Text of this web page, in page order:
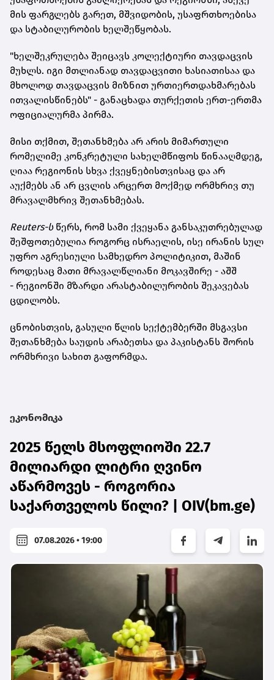
მის ფარგლებს გარეთ, მშვიდობის, უსაფრთხოებისა
და სტაბილურობის ხელშეწყობას.
"ხელშეკრულება შეიცავს კოლექტიური თავდაცვის
მუხლს. იგი მთლიანად თავდაცვითი ხასიათისაა და
მხოლოდ თავდაცვის მიზნით ურთიერთდახმარებას
ითვალისწინებს" - განაცხადა თურქეთის ერთ-ერთმა
ოფიციალურმა პირმა.
მისი თქმით, შეთანხმება არ არის მიმართული
რომელიმე კონკრეტული სახელმწიფოს წინააღმდეგ,
ღიაა რეგიონის სხვა ქვეყნებისთვისაც და არ
აუქმებს ან არ ცვლის არცერთ მოქმედ ორმხრივ თუ
მრავალმხრივ შეთანხმებას.
Reuters-სწერს, რომ სამი ქვეყანა განსაკუთრებულად
შეშფოთებულია როგორც ისრაელის, ისე ირანის სულ
უფრო აგრესიული სამხედრო პოლიტიკით, მაშინ
როდესაც მათი მრავალწლიანი მოკავშირე - აშშ
- რეგიონში მზარდი არასტაბილურობის შეკავებას
ცდილობს.
ცნობისთვის, გასული წლის სექტემბერში მსგავსი
შეთანხმება საუდის არაბეთსა და პაკისტანს შორის
ორმხრივი სახით გაფორმდა.
ეკონომიკა
2025 წელს მსოფლიოში 22.7
მილიარდი ლიტრი ღვინო
აწარმოვეს - როგორია
საქართველოს წილი? | OIV(bm.ge)
07.08.2026 • 19:00